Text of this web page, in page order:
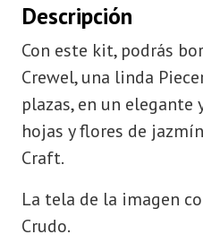
Descripción
Con este kit, podrás
Crewel, una linda
plazas, en un elegante
hojas y flores de
Craft.
La tela de la imagen
Crudo.